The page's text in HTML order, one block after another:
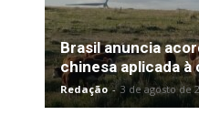
Brasil anuncia
chinesa aplicada à
Redação - 3 de agosto de